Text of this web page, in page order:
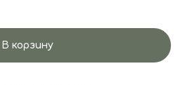
В корзину